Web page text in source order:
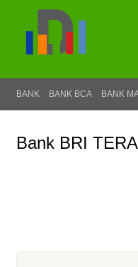
BANK BANK BCA BANK
Bank BRI